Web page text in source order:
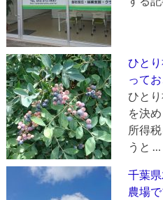
ひと
ってお
ひと
を決
所得
うと …
千葉
農場